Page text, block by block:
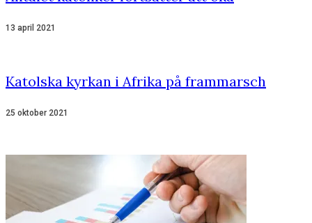
13 april 2021
Katolska kyrkan i Afrika på frammarsch
25 oktober 2021